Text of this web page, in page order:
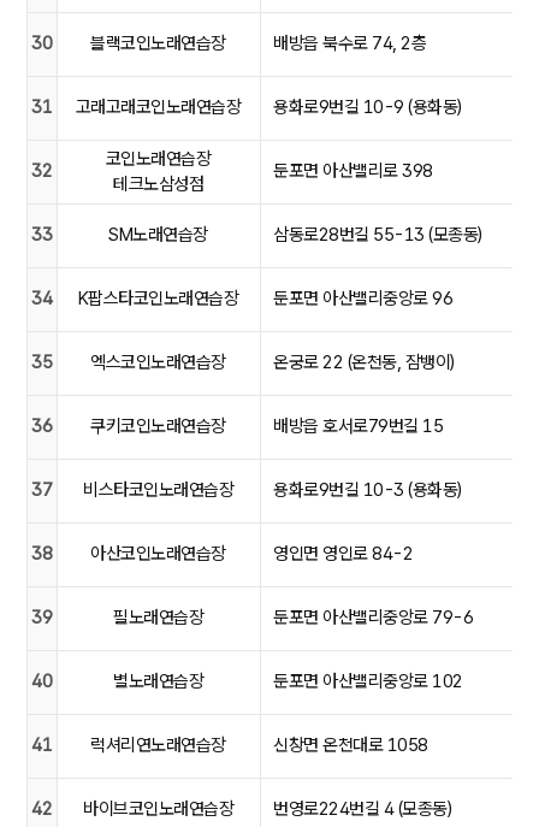
30 블랙코인노래연습장 배방읍 북수로 74, 2층
31 고래고래코인노래연습장 용화로9번길 10-9 (용화동)
32
코인노래연습장
테크노삼성점
둔포면 아산밸리로 398
33 SM노래연습장 삼동로28번길 55-13 (모종동)
34 K팝스타코인노래연습장 둔포면 아산밸리중앙로 96
35 엑스코인노래연습장 온궁로 22 (온천동, 잠뱅이)
36 쿠키코인노래연습장 배방읍 호서로79번길 15
37 비스타코인노래연습장 용화로9번길 10-3 (용화동)
38 아산코인노래연습장 영인면 영인로 84-2
39 필노래연습장 둔포면 아산밸리중앙로 79-6
40 별노래연습장 둔포면 아산밸리중앙로 102
41 럭셔리연노래연습장 신창면 온천대로 1058
42 바이브코인노래연습장 번영로224번길 4 (모종동)